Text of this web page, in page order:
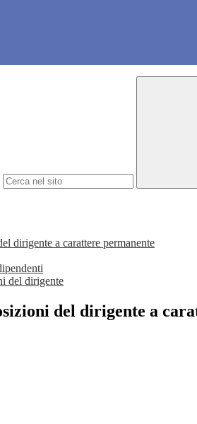
dirigente a carattere permanente
del dirigente
del dirigente a